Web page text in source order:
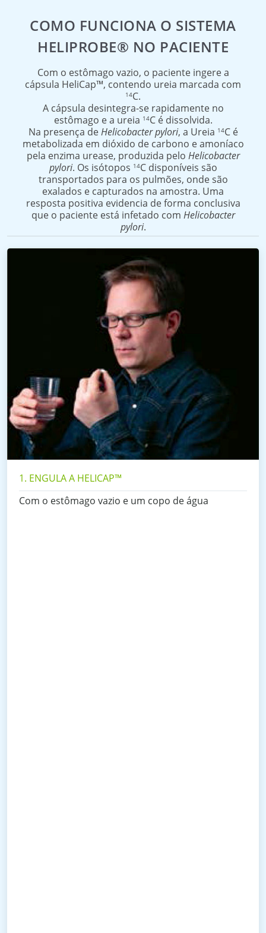
COMO FUNCIONA O SISTEMA
HELIPROBE® NO PACIENTE
Com o estômago vazio, o paciente ingere a
cápsula HeliCap™, contendo ureia marcada com
14C.
A cápsula desintegra-se rapidamente no
estômago e a ureia 14C é dissolvida.
Na presença deHelicobacter pylori, a Ureia 14C é
metabolizada em dióxido de carbono e amoníaco
pela enzima urease, produzida pelo Helicobacter
pylori. Os isótopos 14C disponíveis são
transportados para os pulmões, onde são
exalados e capturados na amostra. Uma
resposta positiva evidencia de forma conclusiva
que o paciente está infetado com Helicobacter
pylori.
1. ENGULA A HELICAP™
Com o estômago vazio e um copo de água